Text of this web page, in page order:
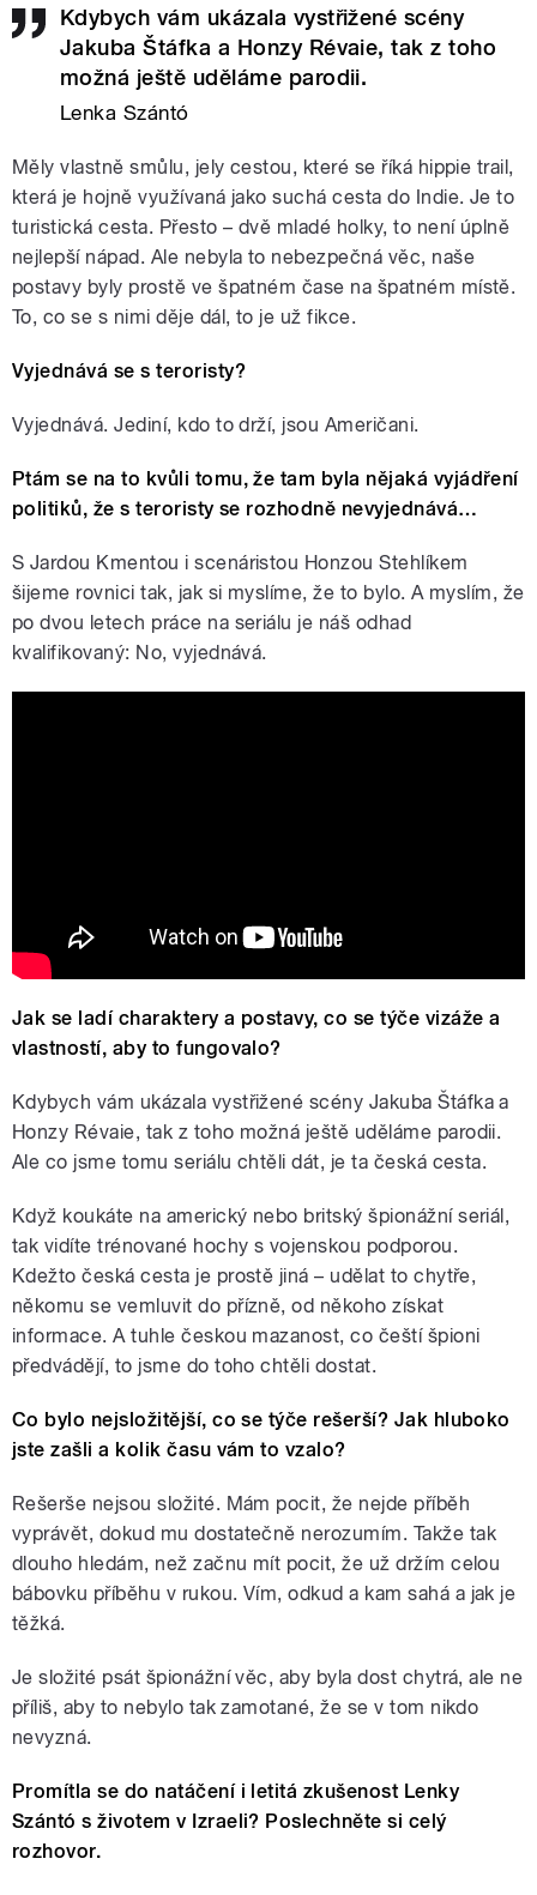
Kdybych vám ukázala vystřižené scény
Jakuba Štáfka a Honzy Révaie, tak z toho
možná ještě uděláme parodii.
Lenka Szántó
Měly vlastně smůlu, jely cestou, které se říká hippie trail,
která je hojně využívaná jako suchá cesta do Indie. Je to
turistická cesta. Přesto – dvě mladé holky, to není úplně
nejlepší nápad. Ale nebyla to nebezpečná věc, naše
postavy byly prostě ve špatném čase na špatném místě.
To, co se s nimi děje dál, to je už fikce.
Vyjednává se s teroristy?
Vyjednává. Jediní, kdo to drží, jsou Američani.
Ptám se na to kvůli tomu, že tam byla nějaká vyjádření
politiků, že s teroristy se rozhodně nevyjednává…
S Jardou Kmentou i scenáristou Honzou Stehlíkem
šijeme rovnici tak, jak si myslíme, že to bylo. A myslím, že
po dvou letech práce na seriálu je náš odhad
kvalifikovaný: No, vyjednává.
Jak se ladí charaktery a postavy, co se týče vizáže a
vlastností, aby to fungovalo?
Kdybych vám ukázala vystřižené scény Jakuba Štáfka a
Honzy Révaie, tak z toho možná ještě uděláme parodii.
Ale co jsme tomu seriálu chtěli dát, je ta česká cesta.
Když koukáte na americký nebo britský špionážní seriál,
tak vidíte trénované hochy s vojenskou podporou.
Kdežto česká cesta je prostě jiná– udělat to chytře,
někomu se vemluvit do přízně, od někoho získat
informace. A tuhle českou mazanost, co čeští špioni
předvádějí, to jsme do toho chtěli dostat.
Co bylo nejsložitější, co se týče rešerší? Jak hluboko
jste zašli a kolik času vám to vzalo?
Rešerše nejsou složité. Mám pocit, že nejde příběh
vyprávět, dokud mu dostatečně nerozumím. Takže tak
dlouho hledám, než začnu mít pocit, že už držím celou
bábovku příběhu v rukou. Vím, odkud a kam sahá a jak je
těžká.
Je složité psát špionážní věc, aby byla dost chytrá, ale ne
příliš, aby to nebylo tak zamotané, že se v tom nikdo
nevyzná.
Promítla se do natáčení i letitá zkušenost Lenky
Szántó s životem v Izraeli? Poslechněte si celý
rozhovor.